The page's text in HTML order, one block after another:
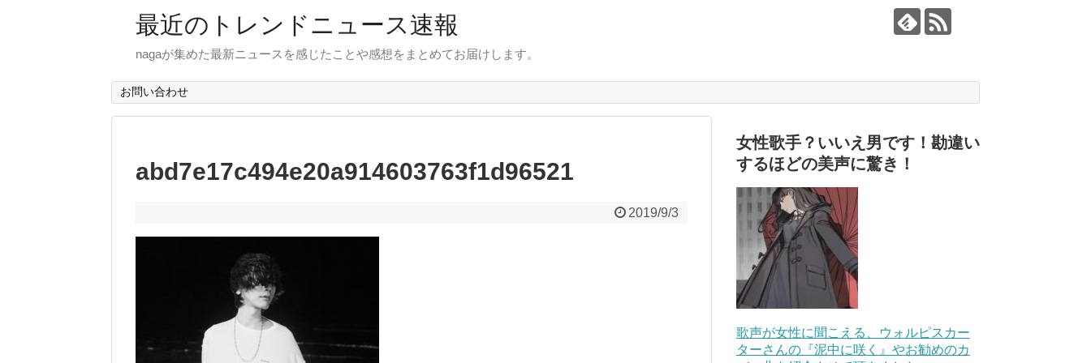
最近のトレンドニュース速報
nagaが集めた最新ニュースを感じたことや感想をまとめてお届けします。
お問い合わせ
abd7e17c494e20a914603763f1d96521
2019/9/3
女性歌手？いいえ男です！勘違い
するほどの美声に驚き！
歌声が女性に聞こえる、ウォルピスカー
ターさんの『泥中に咲く』やお勧めのカ